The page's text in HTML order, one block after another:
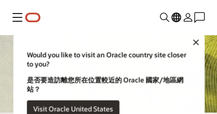
功能表
Close
Would you like to visit an Oracle country site closer
to you?
是否要造訪離您所在位置較近的 Oracle 國家/地區網
站？
Visit Oracle United States